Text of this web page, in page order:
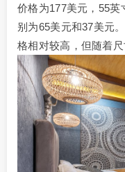
价格为177美元，55英
别为65美元和37美元
格相对较高，但随着